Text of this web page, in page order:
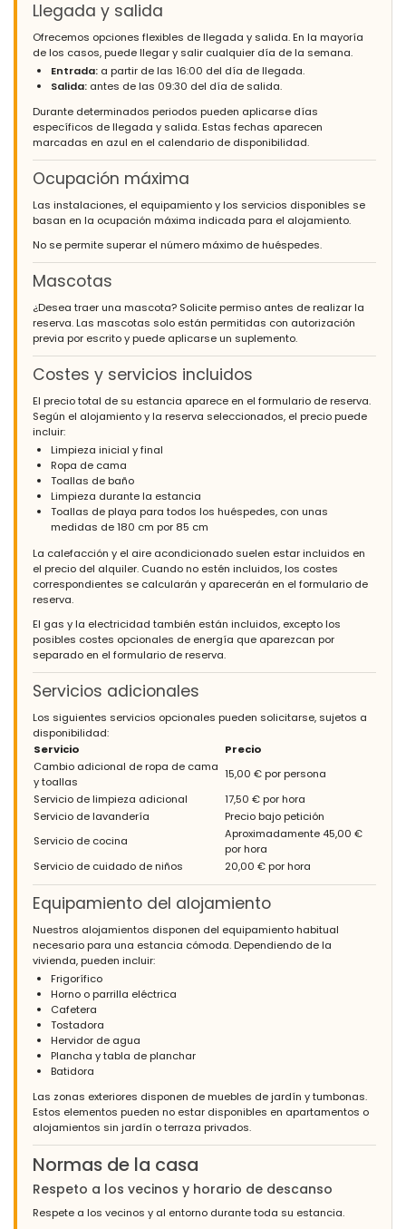
Llegada y salida
Ofrecemos opciones flexibles de llegada y salida. En la mayoría
de los casos, puede llegar y salir cualquier día de la semana.
Entrada: a partir de las 16:00 del día de llegada.
Salida: antes de las 09:30 del día de salida.
Durante determinados periodos pueden aplicarse días
específicos de llegada y salida. Estas fechas aparecen
marcadas en azul en el calendario de disponibilidad.
Ocupación máxima
Las instalaciones, el equipamiento y los servicios disponibles se
basan en la ocupación máxima indicada para el alojamiento.
No se permite superar el número máximo de huéspedes.
Mascotas
¿Desea traer una mascota? Solicite permiso antes de realizar la
reserva. Las mascotas solo están permitidas con autorización
previa por escrito y puede aplicarse un suplemento.
Costes y servicios incluidos
El precio total de su estancia aparece en el formulario de reserva.
Según el alojamiento y la reserva seleccionados, el precio puede
incluir:
Limpieza inicial y final
Ropa de cama
Toallas de baño
Limpieza durante la estancia
Toallas de playa para todos los huéspedes, con unas
medidas de 180 cm por 85 cm
La calefacción y el aire acondicionado suelen estar incluidos en
el precio del alquiler. Cuando no estén incluidos, los costes
correspondientes se calcularán y aparecerán en el formulario de
reserva.
El gas y la electricidad también están incluidos, excepto los
posibles costes opcionales de energía que aparezcan por
separado en el formulario de reserva.
Servicios adicionales
Los siguientes servicios opcionales pueden solicitarse, sujetos a
disponibilidad:
Servicio
Precio
Cambio adicional de ropa de cama
y toallas
15,00 € por persona
Servicio de limpieza adicional
17,50 € por hora
Servicio de lavandería
Precio bajo petición
Servicio de cocina
Aproximadamente 45,00 €
por hora
Servicio de cuidado de niños
20,00 € por hora
Equipamiento del alojamiento
Nuestros alojamientos disponen del equipamiento habitual
necesario para una estancia cómoda. Dependiendo de la
vivienda, pueden incluir:
Frigorífico
Horno o parrilla eléctrica
Cafetera
Tostadora
Hervidor de agua
Plancha y tabla de planchar
Batidora
Las zonas exteriores disponen de muebles de jardín y tumbonas.
Estos elementos pueden no estar disponibles en apartamentos o
alojamientos sin jardín o terraza privados.
Normas de la casa
Respeto a los vecinos y horario de descanso
Respete a los vecinos y al entorno durante toda su estancia.